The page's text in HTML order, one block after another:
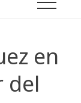
en
del